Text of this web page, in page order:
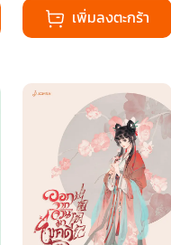
เพิ่มลงตะกร้า